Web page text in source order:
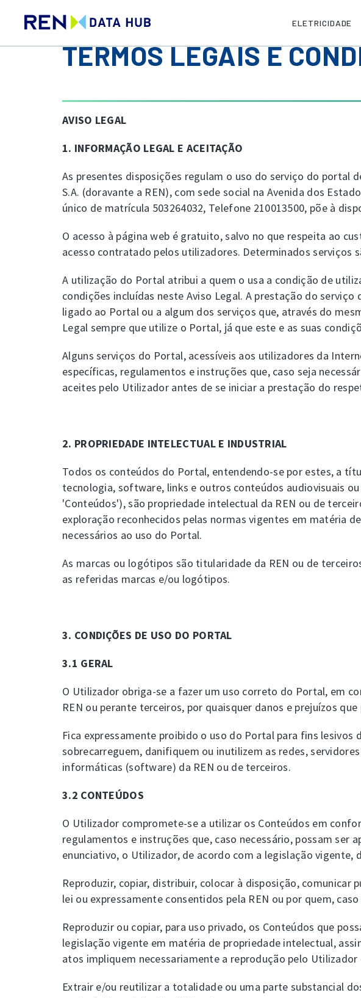
ELETRICIDADE
TERMOS LEGAIS E
AVISO LEGAL
1. INFORMAÇÃO LEGAL E ACEITAÇÃO
As presentes disposições regulam o uso do serviço do portal
S.A. (doravante a REN), com sede social na Avenida dos
único de matrícula 503264032, Telefone 210013500, põe à
O acesso à página web é gratuito, salvo no que respeita ao
acesso contratado pelos utilizadores. Determinados serviços
A utilização do Portal atribui a quem o usa a condição de
condições incluídas neste Aviso Legal. A prestação do
ligado ao Portal ou a algum dos serviços que, através do
Legal sempre que utilize o Portal, já que este e as suas
Alguns serviços do Portal, acessíveis aos utilizadores da
específicas, regulamentos e instruções que, caso seja
aceites pelo Utilizador antes de se iniciar a prestação do
2. PROPRIEDADE INTELECTUAL E INDUSTRIAL
Todos os conteúdos do Portal, entendendo-se por estes, a
tecnologia, software, links e outros conteúdos audiovisuais
'Conteúdos'), são propriedade intelectual da REN ou de
exploração reconhecidos pelas normas vigentes em matéria
necessários ao uso do Portal.
As marcas ou logótipos são titularidade da REN ou de
as referidas marcas e/ou logótipos.
3. CONDIÇÕES DE USO DO PORTAL
3.1 GERAL
O Utilizador obriga-se a fazer um uso correto do Portal, em
REN ou perante terceiros, por quaisquer danos e prejuízos
Fica expressamente proibido o uso do Portal para fins
sobrecarreguem, danifiquem ou inutilizem as redes,
informáticas (software) da REN ou de terceiros.
3.2 CONTEÚDOS
O Utilizador compromete-se a utilizar os Conteúdos em
regulamentos e instruções que, caso necessário, possam ser
enunciativo, o Utilizador, de acordo com a legislação vigente,
Reproduzir, copiar, distribuir, colocar à disposição,
lei ou expressamente consentidos pela REN ou por quem,
Reproduzir ou copiar, para uso privado, os Conteúdos que
legislação vigente em matéria de propriedade intelectual,
atos impliquem necessariamente a reprodução pelo
Extrair e/ou reutilizar a totalidade ou uma parte substancial